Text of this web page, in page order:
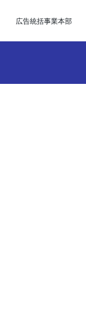
広告統括事業本部